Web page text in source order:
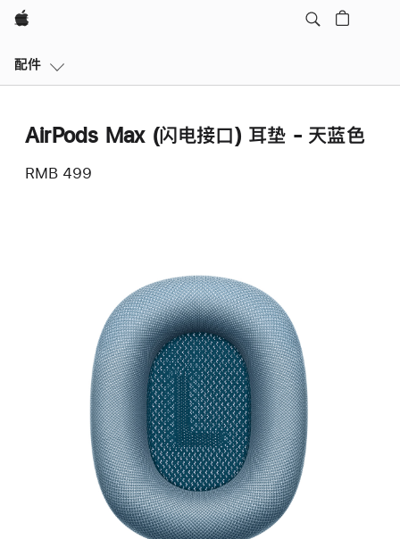
Apple
配件
AirPods Max (闪电接口) 耳垫 - 天蓝色
RMB 499